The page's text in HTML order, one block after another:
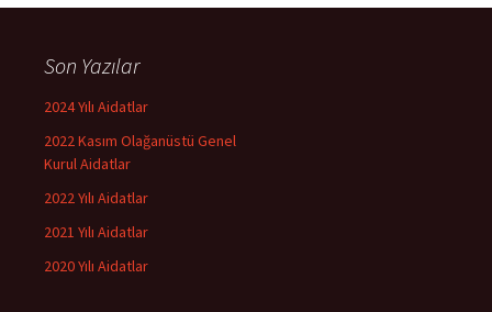
Son Yazılar
2024 Yılı Aidatlar
2022 Kasım Olağanüstü Genel
Kurul Aidatlar
2022 Yılı Aidatlar
2021 Yılı Aidatlar
2020 Yılı Aidatlar